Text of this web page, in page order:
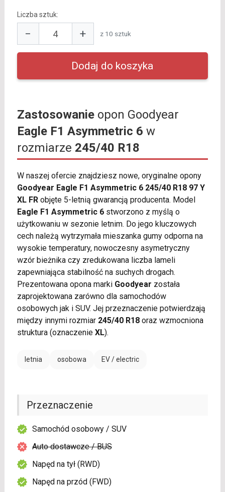
Liczba sztuk:
− + z 10 sztuk
Zastosowanieopon Goodyear
Eagle F1 Asymmetric 6 w
rozmiarze 245/40 R18
W naszej ofercie znajdziesz nowe, oryginalne opony
Goodyear Eagle F1 Asymmetric 6 245/40 R18 97 Y
XL FRobjęte 5-letnią gwarancją producenta. Model
Eagle F1 Asymmetric 6stworzono z myślą o
użytkowaniu w sezonie letnim. Do jego kluczowych
cech należą wytrzymała mieszanka gumy odporna na
wysokie temperatury, nowoczesny asymetryczny
wzór bieżnika czy zredukowana liczba lameli
zapewniająca stabilność na suchych drogach.
Prezentowana opona marki Goodyear została
zaprojektowana zarówno dla samochodów
osobowych jak i SUV. Jej przeznaczenie potwierdzają
między innymi rozmiar 245/40 R18oraz wzmocniona
struktura (oznaczenie XL).
letnia osobowa EV / electric
Przeznaczenie
Samochód osobowy / SUV
Auto dostawcze / BUS
Napęd na tył (RWD)
Napęd na przód (FWD)